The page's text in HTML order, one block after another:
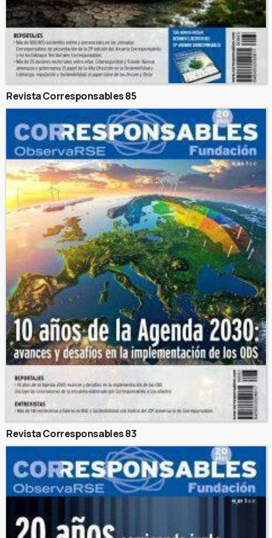
Revista Corresponsables 85
Revista Corresponsables 83